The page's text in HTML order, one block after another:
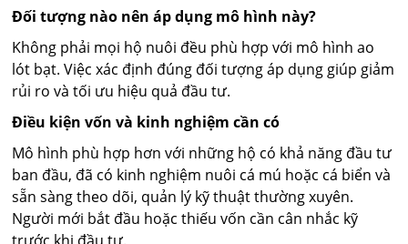
Đối tượng nào nên áp dụng mô hình này?
Không phải mọi hộ nuôi đều phù hợp với mô hình ao
lót bạt. Việc xác định đúng đối tượng áp dụng giúp giảm
rủi ro và tối ưu hiệu quả đầu tư.
Điều kiện vốn và kinh nghiệm cần có
Mô hình phù hợp hơn với những hộ có khả năng đầu tư
ban đầu, đã có kinh nghiệm nuôi cá mú hoặc cá biển và
sẵn sàng theo dõi, quản lý kỹ thuật thường xuyên.
Người mới bắt đầu hoặc thiếu vốn cần cân nhắc kỹ